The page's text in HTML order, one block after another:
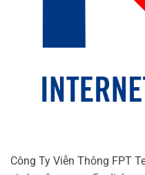
Công Ty Viễn Thông FPT